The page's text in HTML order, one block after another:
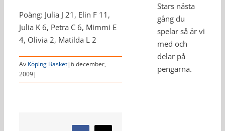
Poäng: Julia J 21, Elin F 11,
Julia K 6, Petra C 6, Mimmi E
4, Olivia 2, Matilda L 2
Av Köping Basket|6 december,
2009|
Stars nästa
gång du
spelar så är vi
med och
delar på
pengarna.